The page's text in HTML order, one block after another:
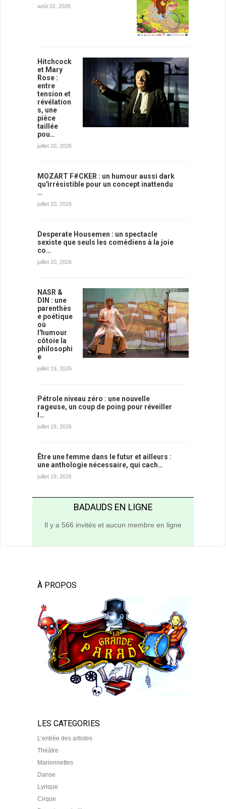
août 01, 2026
Hitchcock
et Mary
Rose :
entre
tension et
révélation
s, une
pièce
taillée
pou…
juillet 20, 2026
MOZART F#CKER : un humour aussi dark
qu'irrésistible pour un concept inattendu
…
juillet 20, 2026
Desperate Housemen : un spectacle
sexiste que seuls les comédiens à la joie
co…
juillet 20, 2026
NASR &
DIN : une
parenthès
e poétique
où
l'humour
côtoie la
philosophi
e
juillet 19, 2026
Pétrole niveau zéro : une nouvelle
rageuse, un coup de poing pour réveiller
l…
juillet 19, 2026
Être une femme dans le futur et ailleurs :
une anthologie nécessaire, qui cach…
juillet 19, 2026
BADAUDS EN LIGNE
Il y a 566 invités et aucun membre en ligne
À PROPOS
LES CATEGORIES
L’entrée des artistes
Théâtre
Marionnettes
Danse
Lyrique
Cirque